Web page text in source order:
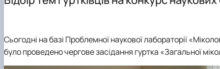
Матеріально-технічна база
Доктор філософії (PhD)
Сьогодні на базі Проблемної наукової лабораторії
було проведено чергове засідання гуртка «Загальної